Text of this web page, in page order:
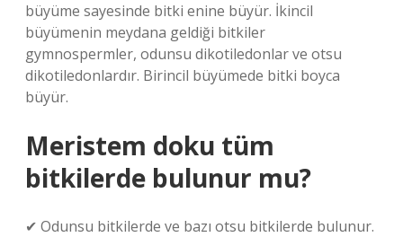
büyüme sayesinde bitki enine büyür. İkincil
büyümenin meydana geldiği bitkiler
gymnospermler, odunsu dikotiledonlar ve otsu
dikotiledonlardır. Birincil büyümede bitki boyca
büyür.
Meristem doku tüm
bitkilerde bulunur mu?
✔ Odunsu bitkilerde ve bazı otsu bitkilerde bulunur.